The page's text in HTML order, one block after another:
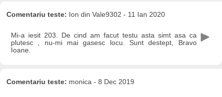
Comentariu teste: Ion din Vale9302 - 11 Ian 2020
Mi-a iesit 203. De cind am facut testu asta simt asa ca
plutesc , nu-mi mai gasesc locu. Sunt destept, Bravo
Ioane.
Comentariu teste: monica - 8 Dec 2019